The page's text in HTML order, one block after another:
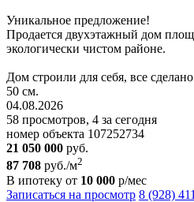
Уникальное предложение!
Продается двухэтажный дом
экологически чистом районе.
Дом строили для себя, все
50 см.
04.08.2026
58 просмотров, 4 за сегодня
номер объекта 107252734
21 050 000 руб.
87 708 руб./м2
В ипотеку от 10 000 р/мес
Записаться на просмотр 8 (928)